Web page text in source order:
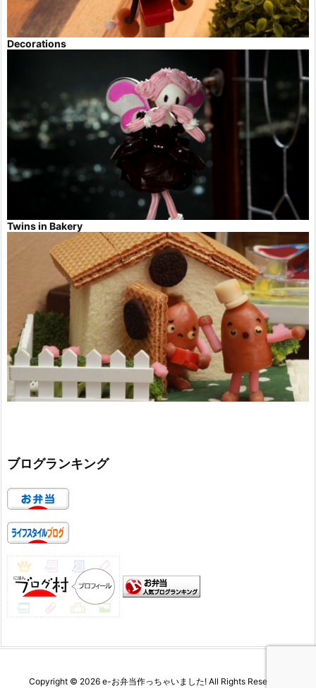
Decorations
Twins in Bakery
ブログランキング
Copyright © 2026 e-お弁当作っちゃいました! All Rights Reserved.